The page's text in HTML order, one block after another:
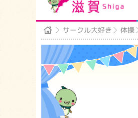
サークル大好き 体操